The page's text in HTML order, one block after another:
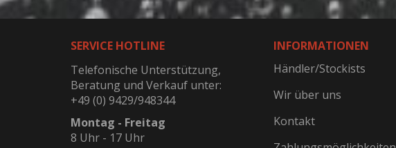
SERVICE HOTLINE
Telefonische Unterstützung,
Beratung und Verkauf unter:
+49 (0) 9429/948344
Montag - Freitag
8 Uhr - 17 Uhr
INFORMATIONEN
Händler/Stockists
Wir über uns
Kontakt